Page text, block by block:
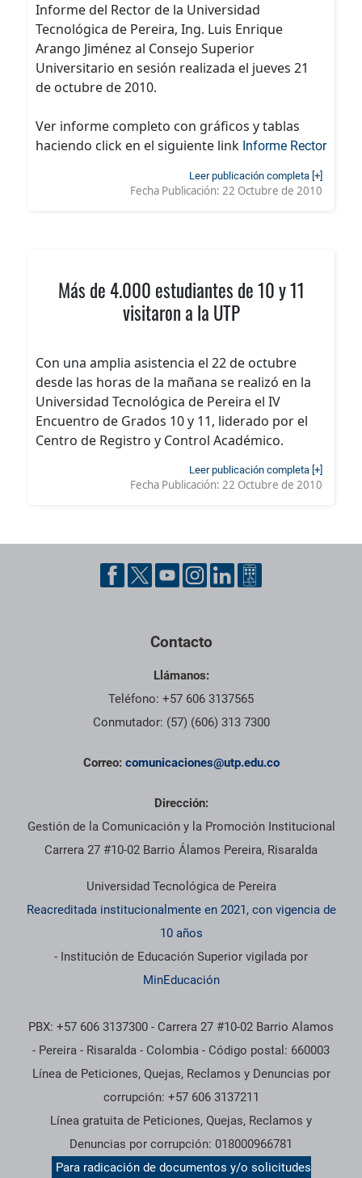
Informe del Rector de la Universidad
Tecnológica de Pereira, Ing. Luis Enrique
Arango Jiménez al Consejo Superior
Universitario en sesión realizada el jueves 21
de octubre de 2010.
Ver informe completo con gráficos y tablas
haciendo click en el siguiente link Informe Rector
Leer publicación completa [+]
Fecha Publicación: 22 Octubre de 2010
Más de 4.000 estudiantes de 10 y 11
visitaron a la UTP
Con una amplia asistencia el 22 de octubre
desde las horas de la mañana se realizó en la
Universidad Tecnológica de Pereira el IV
Encuentro de Grados 10 y 11, liderado por el
Centro de Registro y Control Académico.
Leer publicación completa [+]
Fecha Publicación: 22 Octubre de 2010
Contacto
Llámanos:
Teléfono: +57 606 3137565
Conmutador: (57) (606) 313 7300
Correo: comunicaciones@utp.edu.co
Dirección:
Gestión de la Comunicación y la Promoción Institucional
Carrera 27 #10-02 Barrio Álamos Pereira, Risaralda
Universidad Tecnológica de Pereira
Reacreditada institucionalmente en 2021, con vigencia de
10 años
- Institución de Educación Superior vigilada por
MinEducación
PBX: +57 606 3137300 - Carrera 27 #10-02 Barrio Alamos
- Pereira - Risaralda - Colombia - Código postal: 660003
Línea de Peticiones, Quejas, Reclamos y Denuncias por
corrupción: +57 606 3137211
Línea gratuita de Peticiones, Quejas, Reclamos y
Denuncias por corrupción: 018000966781
Para radicación de documentos y/o solicitudes